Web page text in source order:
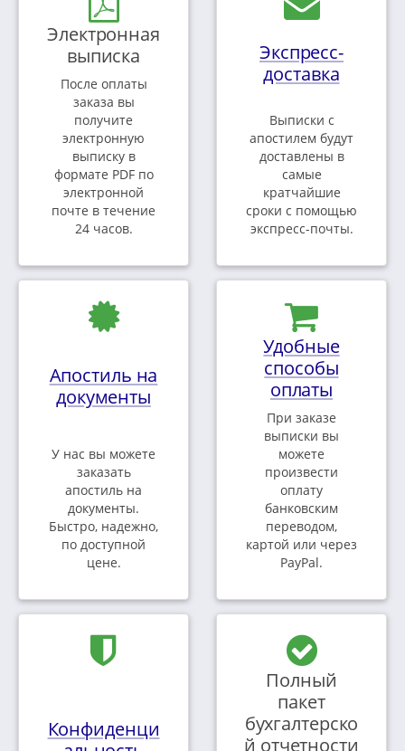
Электронная
выписка
После оплаты
заказа вы
получите
электронную
выписку в
формате PDF по
электронной
почте в течение
24 часов.
Экспресс-
доставка
Выписки с
апостилем будут
доставлены в
самые
кратчайшие
сроки с помощью
экспресс-почты.
Апостиль на
документы
У нас вы можете
заказать
апостиль на
документы.
Быстро, надежно,
по доступной
цене.
Удобные
способы
оплаты
При заказе
выписки вы
можете
произвести
оплату
банковским
переводом,
картой или через
PayPal.
Конфиденци
Полный
пакет
бухгалтерско
й отчетности